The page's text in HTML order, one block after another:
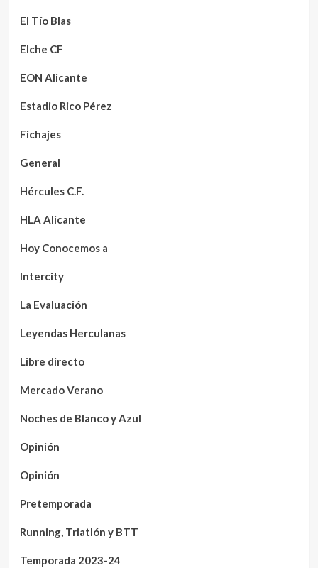
El Tío Blas
Elche CF
EON Alicante
Estadio Rico Pérez
Fichajes
General
Hércules C.F.
HLA Alicante
Hoy Conocemos a
Intercity
La Evaluación
Leyendas Herculanas
Libre directo
Mercado Verano
Noches de Blanco y Azul
Opinión
Opinión
Pretemporada
Running, Triatlón y BTT
Temporada 2023-24